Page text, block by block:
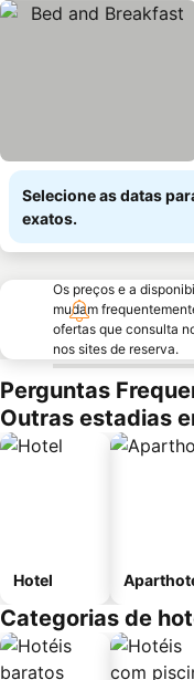
Selecione as datas
exatos.
Os preços e a
mudam
ofertas que consulta
nos sites de reserva.
Perguntas
Outras estadias
Hotel
Categorias de